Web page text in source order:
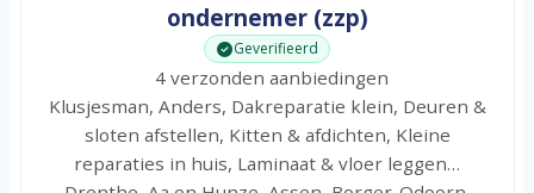
ondernemer (zzp)
Geverifieerd
4 verzonden aanbiedingen
Klusjesman, Anders, Dakreparatie klein, Deuren &
sloten afstellen, Kitten & afdichten, Kleine
reparaties in huis, Laminaat & vloer leggen…